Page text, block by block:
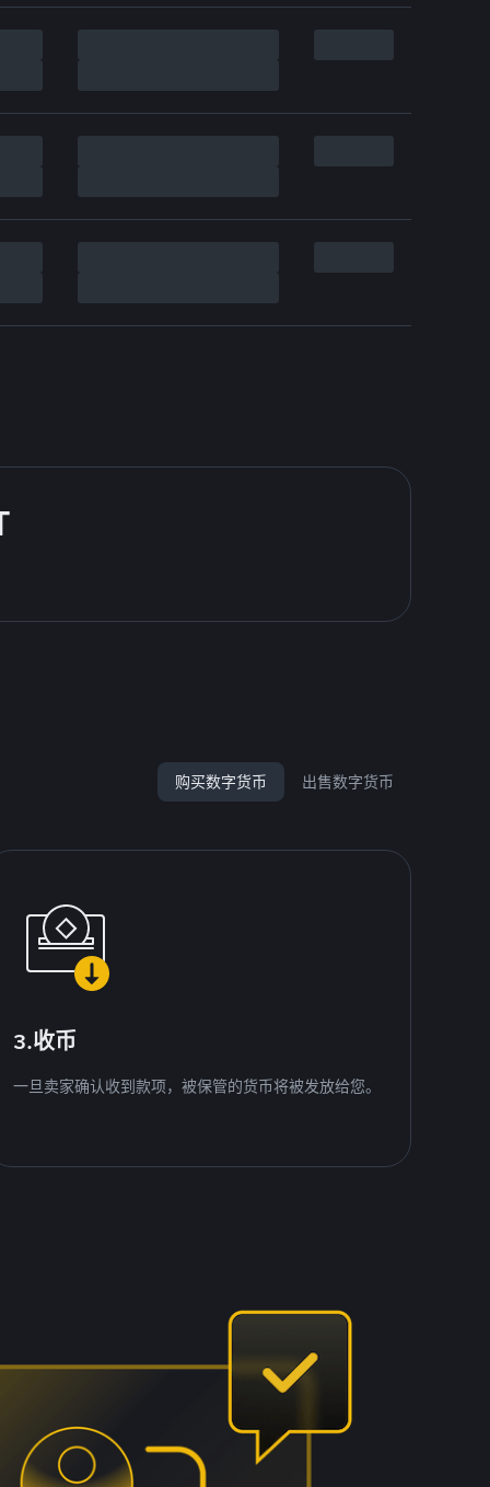
购买数字货币 出售数字货币
3.收币
一旦卖家确认收到款项，被保管的货币将被发放给您。